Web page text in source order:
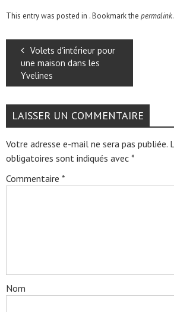
This entry was posted in . Bookmark the permalink.
Volets d’intérieur pour
une maison dans les
Yvelines
LAISSER UN COMMENTAIRE
Votre adresse e-mail ne sera pas publiée.
obligatoires sont indiqués avec *
Commentaire *
Nom